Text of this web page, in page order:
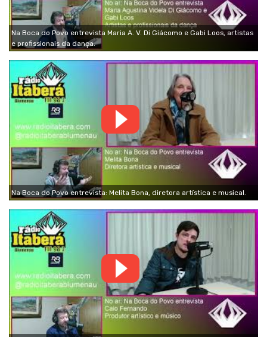
Na Boca do Povo entrevista Maria A. V. Di Giácomo e Gabi Loos, artistas
e profissionais da dança.
Na Boca do Povo entrevista: Melita Bona, diretora artística e musical.